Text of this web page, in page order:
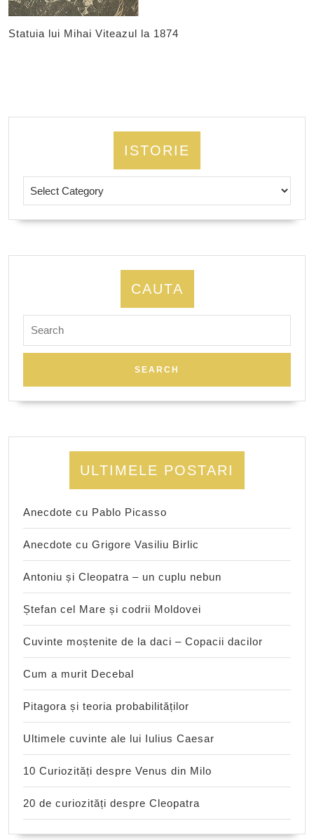
Statuia lui Mihai Viteazul la 1874
ISTORIE
CAUTA
for:
ULTIMELE POSTARI
Anecdote cu Pablo Picasso
Anecdote cu Grigore Vasiliu Birlic
Antoniu și Cleopatra – un cuplu nebun
Ștefan cel Mare și codrii Moldovei
Cuvinte moștenite de la daci – Copacii dacilor
Cum a murit Decebal
Pitagora și teoria probabilităților
Ultimele cuvinte ale lui Iulius Caesar
10 Curiozități despre Venus din Milo
20 de curiozități despre Cleopatra